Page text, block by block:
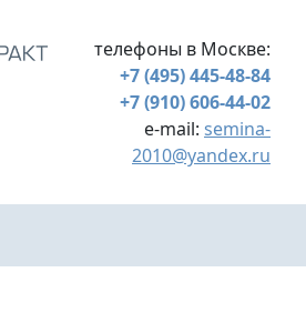
телефоны в Москве:
+7 (495) 445-48-84
+7 (910) 606-44-02
e-mail: semina-
2010@yandex.ru